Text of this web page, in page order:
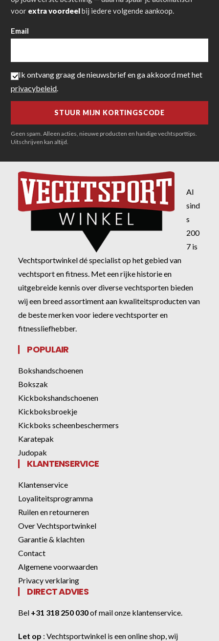
voor extra voordeelbij iedere volgende aankoop.
Email
Ik ontvang graag de nieuwsbrief en ga akkoord met het
privacybeleid
Geen spam. Alleen acties, nieuwe producten en handige vechtsporttips.
Uitschrijven kan altijd.
Al
sind
s
200
7 is
Vechtsportwinkel dé specialist op het gebied van
vechtsport en fitness. Met een rijke historie en
uitgebreide kennis over diverse vechtsporten bieden
wij een breed assortiment aan kwaliteitsproducten van
de beste merken voor iedere vechtsporter en
fitnessliefhebber.
POPULAIR
Bokshandschoenen
Bokszak
Kickbokshandschoenen
Kickboksbroekje
Kickboks scheenbeschermers
Karatepak
Judopak
KLANTENSERVICE
Klantenservice
Loyaliteitsprogramma
Ruilen en retourneren
Over Vechtsportwinkel
Garantie & klachten
Contact
Algemene voorwaarden
Privacy verklaring
DIRECT ADVIES
Bel +31 318 250 030ofmail onze klantenservice
Let op :Vechtsportwinkel is een online shop, wij